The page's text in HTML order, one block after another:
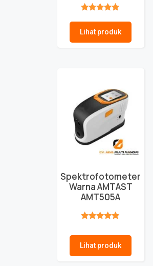
Lihat produk
Spektrofotometer
Warna AMTAST
AMT505A
Lihat produk